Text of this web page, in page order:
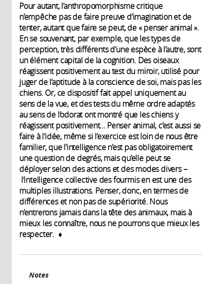
Pour autant, l’anthropomorphisme critique
n’empêche pas de faire preuve d’imagination et de
tenter, autant que faire se peut, de « penser animal ».
En se souvenant, par exemple, que les types de
perception, très différents d’une espèce à l’autre, sont
un élément capital de la cognition. Des oiseaux
réagissent positivement au test du miroir, utilisé pour
juger de l’aptitude à la conscience de soi, mais pas les
chiens. Or, ce dispositif fait appel uniquement au
sens de la vue, et des tests du même ordre adaptés
au sens de l’odorat ont montré que les chiens y
réagissent positivement… Penser animal, c’est aussi se
faire à l’idée, même si l’exercice est loin de nous être
familier, que l’intelligence n’est pas obligatoirement
une question de degrés, mais qu’elle peut se
déployer selon des actions et des modes divers –
l’intelligence collective des fourmis en est une des
multiples illustrations. Penser, donc, en termes de
différences et non pas de supériorité. Nous
n’entrerons jamais dans la tête des animaux, mais à
mieux les connaître, nous ne pourrons que mieux les
respecter. ♦
Notes